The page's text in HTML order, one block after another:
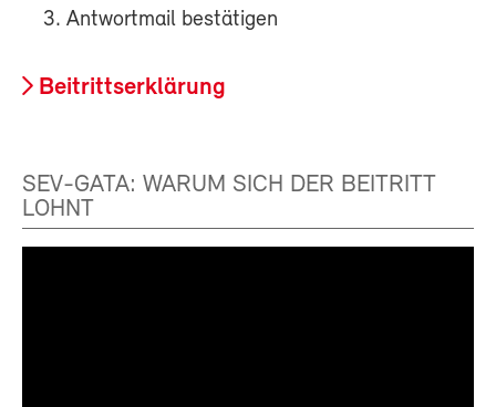
Antwortmail bestätigen
Beitrittserklärung
SEV-GATA: WARUM SICH DER BEITRITT
LOHNT